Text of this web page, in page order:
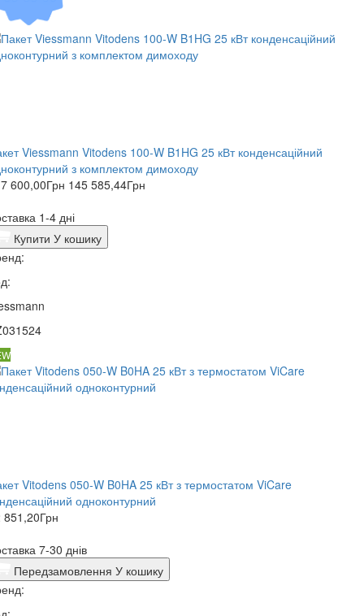
Viessmann Vitodens 100-W B1HG 25 кВт конденсаційний
з комплектом димоходу
600,00Грн 145 585,44Грн
1-4 дні
Купити У кошику
Vitodens 050-W B0HA 25 кВт з термостатом ViCare
одноконтурний
851,20Грн
7-30 днів
Передзамовлення У кошику